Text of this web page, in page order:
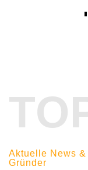
Aktuelle News
Gründer